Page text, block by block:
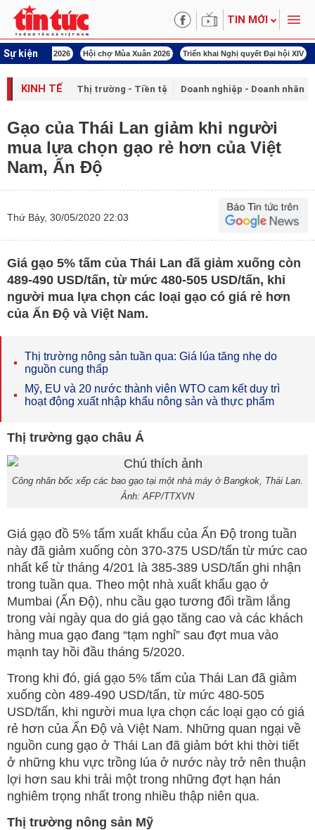
TIN MỚI
Sự kiện
Bính Ngọ 2026 Hội chợ Mùa Xuân 2026 Triển khai Nghị quyết Đại hội XIV
KINH TẾ Thị trường - Tiền tệ Doanh nghiệp - Doanh nhân
Gạo của Thái Lan giảm khi người
mua lựa chọn gạo rẻ hơn của Việt
Nam, Ấn Độ
Thứ Bảy, 30/05/2020 22:03
Giá gạo 5% tấm của Thái Lan đã giảm xuống còn
489-490 USD/tấn, từ mức 480-505 USD/tấn, khi
người mua lựa chọn các loại gạo có giá rẻ hơn
của Ấn Độ và Việt Nam.
Thị trường nông sản tuần qua: Giá lúa tăng nhẹ do
nguồn cung thấp
Mỹ, EU và 20 nước thành viên WTO cam kết duy trì
hoạt động xuất nhập khẩu nông sản và thực phẩm
Thị trường gạo châu Á
Công nhân bốc xếp các bao gạo tại một nhà máy ở Bangkok, Thái Lan.
Ảnh: AFP/TTXVN
Giá gạo đồ 5% tấm xuất khẩu của Ấn Độ trong tuần
này đã giảm xuống còn 370-375 USD/tấn từ mức cao
nhất kể từ tháng 4/201 là 385-389 USD/tấn ghi nhận
trong tuần qua. Theo một nhà xuất khẩu gạo ở
Mumbai (Ấn Độ), nhu cầu gạo tương đối trầm lắng
trong vài ngày qua do giá gạo tăng cao và các khách
hàng mua gạo đang “tạm nghỉ” sau đợt mua vào
mạnh tay hồi đầu tháng 5/2020.
Trong khi đó, giá gạo 5% tấm của Thái Lan đã giảm
xuống còn 489-490 USD/tấn, từ mức 480-505
USD/tấn, khi người mua lựa chọn các loại gạo có giá
rẻ hơn của Ấn Độ và Việt Nam. Những quan ngại về
nguồn cung gạo ở Thái Lan đã giảm bớt khi thời tiết
ở những khu vực trồng lúa ở nước này trở nên thuận
lợi hơn sau khi trải một trong những đợt hạn hán
nghiêm trọng nhất trong nhiều thập niên qua.
Thị trường nông sản Mỹ